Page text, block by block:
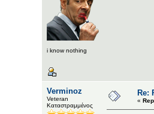
i know nothing
Verminoz
Veteran
Καταστραμμένος
Re:
«